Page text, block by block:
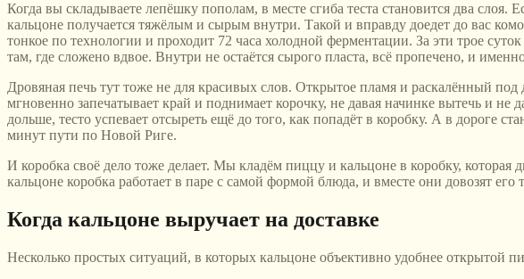
Когда вы складываете лепёшку пополам, в месте сгиба теста становится два слоя.
кальцоне получается тяжёлым и сырым внутри. Такой и вправду доедет до вас
тонкое по технологии и проходит 72 часа холодной ферментации. За эти трое
там, где сложено вдвое. Внутри не остаётся сырого пласта, всё пропечено, и
Дровяная печь тут тоже не для красивых слов. Открытое пламя и раскалённый
мгновенно запечатывает край и поднимает корочку, не давая начинке вытечь и не
дольше, тесто успевает отсыреть ещё до того, как попадёт в коробку. А в дороге
минут пути по Новой Риге.
И коробка своё дело тоже делает. Мы кладём пиццу и кальцоне в коробку, которая
кальцоне коробка работает в паре с самой формой блюда, и вместе они довозят
Когда кальцоне выручает на доставке
Несколько простых ситуаций, в которых кальцоне объективно удобнее открытой